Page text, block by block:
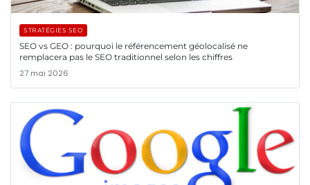
STRATÉGIES SEO
SEO vs GEO : pourquoi le référencement géolocalisé ne
remplacera pas le SEO traditionnel selon les chiffres
27 mai 2026